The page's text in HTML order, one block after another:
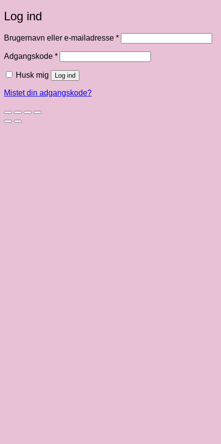
Log ind
Brugernavn eller e-mailadresse *Påkrævet
Adgangskode *Påkrævet
Husk mig Log ind
Mistet din adgangskode?